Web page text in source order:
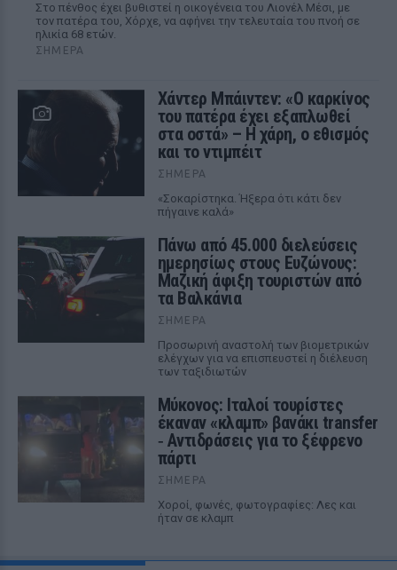
Στο πένθος έχει βυθιστεί η οικογένεια του Λιονέλ Μέσι, με
τον πατέρα του, Χόρχε, να αφήνει την τελευταία του πνοή σε
ηλικία 68 ετών.
ΣΉΜΕΡΑ
Χάντερ Μπάιντεν: «Ο καρκίνος
του πατέρα έχει εξαπλωθεί
στα οστά» – Η χάρη, ο εθισμός
και το ντιμπέιτ
ΣΉΜΕΡΑ
«Σοκαρίστηκα. Ήξερα ότι κάτι δεν
πήγαινε καλά»
Πάνω από 45.000 διελεύσεις
ημερησίως στους Ευζώνους:
Μαζική άφιξη τουριστών από
τα Βαλκάνια
ΣΉΜΕΡΑ
Προσωρινή αναστολή των βιομετρικών
ελέγχων για να επισπευστεί η διέλευση
των ταξιδιωτών
Μύκονος: Ιταλοί τουρίστες
έκαναν «κλαμπ» βανάκι transfer
‑ Αντιδράσεις για το ξέφρενο
πάρτι
ΣΉΜΕΡΑ
Χοροί, φωνές, φωτογραφίες: Λες και
ήταν σε κλαμπ